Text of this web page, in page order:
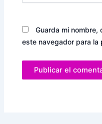
Guarda mi
este navegador para la